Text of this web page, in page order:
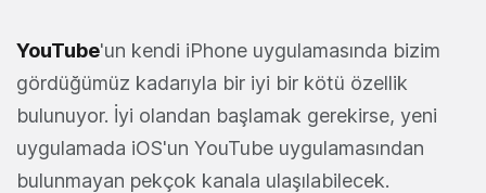
YouTube'un kendi iPhone uygulamasında bizim
gördüğümüz kadarıyla bir iyi bir kötü özellik
bulunuyor. İyi olandan başlamak gerekirse, yeni
uygulamada iOS'un YouTube uygulamasından
bulunmayan pekçok kanala ulaşılabilecek.